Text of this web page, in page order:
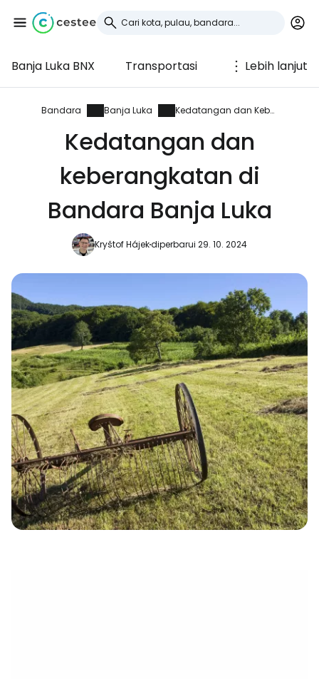
Banja Luka BNX Transportasi Lebih lanjut
Bandara Banja Luka Kedatangan dan Keberangkatan
Kedatangan dan
keberangkatan di
Bandara Banja Luka
Kryštof Hájekdiperbarui 29. 10. 2024
Masuk ke Cestee
... komunitas perjalanan di seluruh dunia
Lanjutkan dengan Google
Lanjutkan dengan Facebook
Lanjutkan dengan email